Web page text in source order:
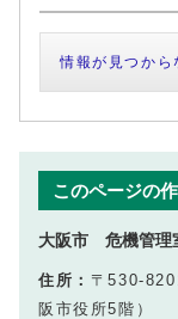
情報が見つから
このページの
大阪市 危機管
住所： 〒530-
阪市役所5階）